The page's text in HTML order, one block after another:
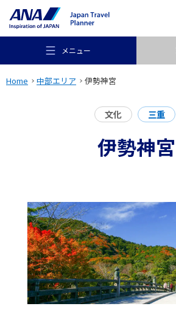
メニュー
行き先
旅のお役立ち情報
Home 中部エリア 伊勢神宮
文化 三重
伊勢神宮